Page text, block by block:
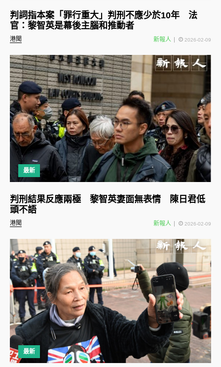
港聞
判詞指本案「罪行重大」判刑不應少於10年 法
官：黎智英是幕後主腦和推動者
新報人 2026-02-09
最新
港聞
判刑結果反應兩極 黎智英妻面無表情 陳日君低
頭不語
新報人 2026-02-09
最新